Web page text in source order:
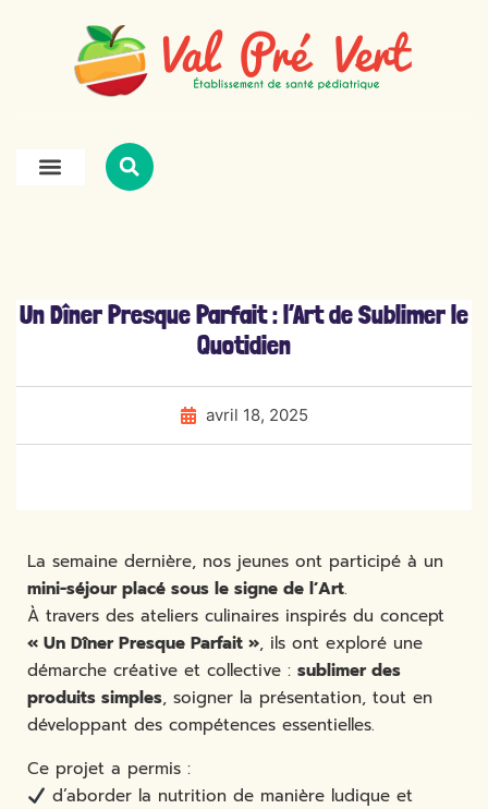
Un Dîner Presque Parfait : l’Art de Sublimer le
Quotidien
avril 18, 2025
La semaine dernière, nos jeunes ont participé à un
mini-séjour placé sous le signe de l’Art.
À travers des ateliers culinaires inspirés du concept
« Un Dîner Presque Parfait », ils ont exploré une
démarche créative et collective : sublimer des
produits simples, soigner la présentation, tout en
développant des compétences essentielles.
Ce projet a permis :
d’aborder la nutrition de manière ludique et